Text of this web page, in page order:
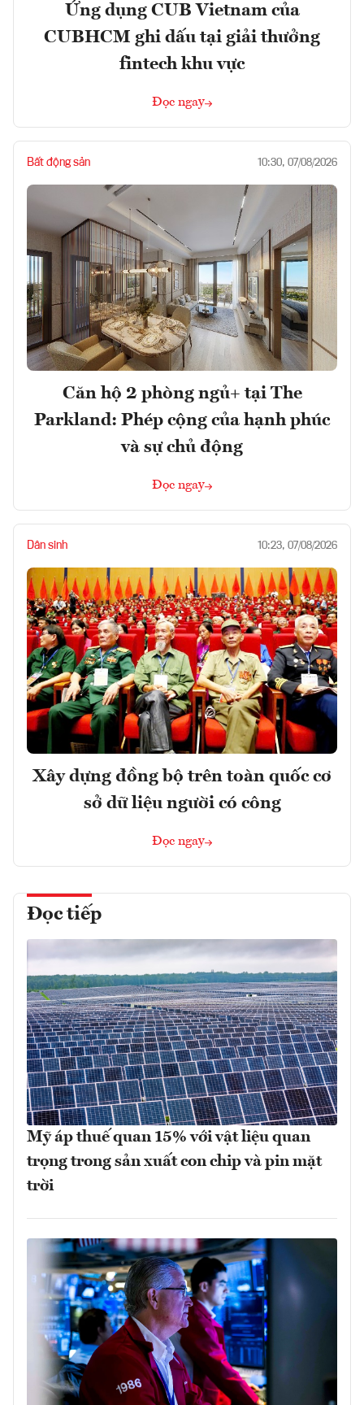
Ứng dụng CUB Vietnam của
CUBHCM ghi dấu tại giải thưởng
fintech khu vực
Đọc ngay
Bất động sản 10:30, 07/08/2026
Căn hộ 2 phòng ngủ+ tại The
Parkland: Phép cộng của hạnh phúc
và sự chủ động
Đọc ngay
Dân sinh 10:23, 07/08/2026
Xây dựng đồng bộ trên toàn quốc cơ
sở dữ liệu người có công
Đọc ngay
Đọc tiếp
Mỹ áp thuế quan 15% với vật liệu quan
trọng trong sản xuất con chip và pin mặt
trời